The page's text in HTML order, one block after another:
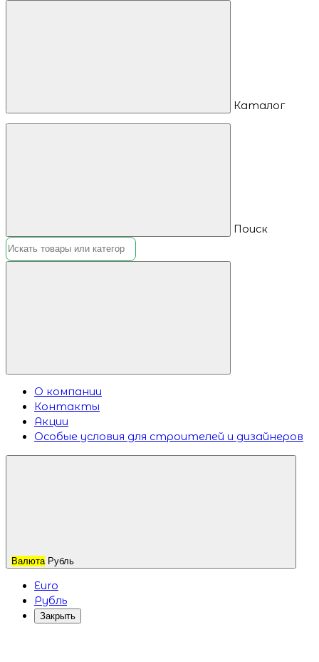
Каталог
Поиск
О компании
Контакты
Акции
Особые условия для строителей и дизайнеров
Валюта Рубль
Euro
Рубль
Закрыть